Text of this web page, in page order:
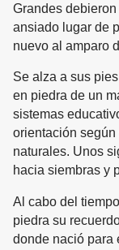
Grandes
ansiado lugar de
nuevo al amparo
Se alza a sus
en piedra de un
sistemas
orientación
naturales. Unos
hacia siembras y
Al cabo del
piedra su
donde nació para